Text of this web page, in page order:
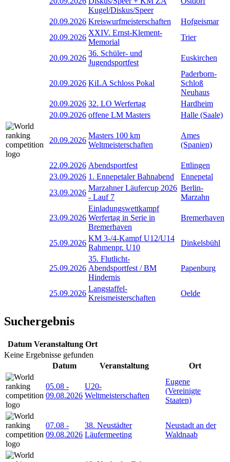
Kugel/Diskus/Speer
20.09.2026 Kreiswurfmeisterschaften
Hofgeismar
20.09.2026
XXIV. Ernst-Klement-
Memorial
Trier
20.09.2026
36. Schüler- und
Jugendsportfest
Euskirchen
20.09.2026 KiLA Schloss Pokal
Paderborn-
Schloß
Neuhaus
20.09.2026 32. LO Werfertag
Hardheim
20.09.2026 offene LM Masters Halle (Saale)
20.09.2026
Masters 100 km
Weltmeisterschaften
Ames
(Spanien)
22.09.2026 Abendsportfest
Ettlingen
23.09.2026 1. Ennepetaler Bahnabend
Ennepetal
23.09.2026
Marzahner Läufercup 2026
- Lauf 7
Berlin-
Marzahn
23.09.2026
Einladungswettkampf
Werfertag in Serie in
Bremerhaven
Bremerhaven
25.09.2026
KM 3-/4-Kampf U12/U14
Rahmenpr. U10
Dinkelsbühl
25.09.2026
35. Flutlicht-
Abendsportfest / BM
Hindernis
Papenburg
25.09.2026
Langstaffel-
Kreismeisterschaften
Oelde
Suchergebnis
Datum Veranstaltung Ort
Keine Ergebnisse gefunden
Datum
Veranstaltung Ort
05.08 -
09.08.2026
U20-
Weltmeisterschaften
Eugene
(Vereinigte
Staaten)
07.08 -
09.08.2026
38. Neustädter
Läufermeeting
Neustadt an der
Waldnaab